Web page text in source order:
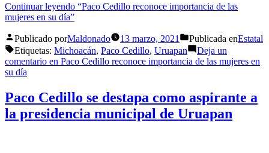
Continuar leyendo “Paco Cedillo reconoce importancia de las
mujeres en su día”
Publicado porMaldonado 13 marzo, 2021 Publicada enEstatal
Etiquetas: Michoacán, Paco Cedillo, Uruapan
Deja un
comentario en Paco Cedillo reconoce importancia de las mujeres en
su día
Paco Cedillo se destapa como aspirante a
la presidencia municipal de Uruapan